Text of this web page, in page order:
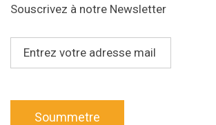
Souscrivez à notre Newsletter